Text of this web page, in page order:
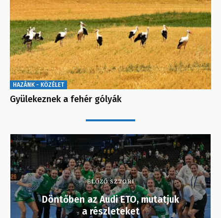
HAZÁNK - KÖZÉLET
Gyülekeznek a fehér gólyák
ELŐZŐ SZTORI
Döntőben az Audi ETO, mutatjuk
a részleteket